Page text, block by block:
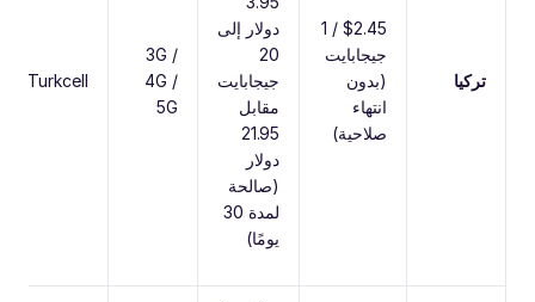
تركيا
$2.45 / 1
جيجابايت
(بدون
انتهاء
صلاحية)
دولار إلى
20
جيجابايت
مقابل
21.95
دولار
(صالحة
لمدة 30
يومًا)
3G /
4G /
5G
Turkcell